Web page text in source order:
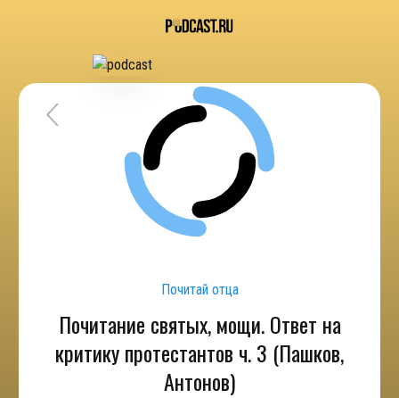
Почитай отца
Почитание святых, мощи. Ответ на
критику протестантов ч. 3 (Пашков,
Антонов)